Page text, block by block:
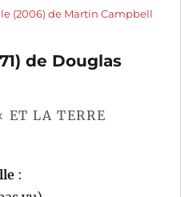
(2006) de Martin Campbell
de Douglas
ET LA TERRE
: